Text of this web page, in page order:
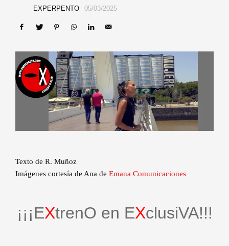
EXPERPENTO 05/03/2025
Texto de R. Muñoz
Imágenes cortesía de Ana de Emana Comunicaciones
¡¡¡EXtrenO en EXclusiVA!!!